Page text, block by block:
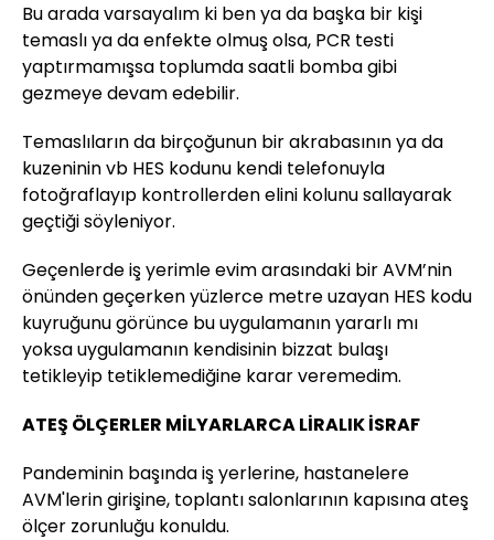
Bu arada varsayalım ki ben ya da başka bir kişi
temaslı ya da enfekte olmuş olsa, PCR testi
yaptırmamışsa toplumda saatli bomba gibi
gezmeye devam edebilir.
Temaslıların da birçoğunun bir akrabasının ya da
kuzeninin vb HES kodunu kendi telefonuyla
fotoğraflayıp kontrollerden elini kolunu sallayarak
geçtiği söyleniyor.
Geçenlerde iş yerimle evim arasındaki bir AVM’nin
önünden geçerken yüzlerce metre uzayan HES kodu
kuyruğunu görünce bu uygulamanın yararlı mı
yoksa uygulamanın kendisinin bizzat bulaşı
tetikleyip tetiklemediğine karar veremedim.
ATEŞ ÖLÇERLER MİLYARLARCA LİRALIK İSRAF
Pandeminin başında iş yerlerine, hastanelere
AVM'lerin girişine, toplantı salonlarının kapısına ateş
ölçer zorunluğu konuldu.